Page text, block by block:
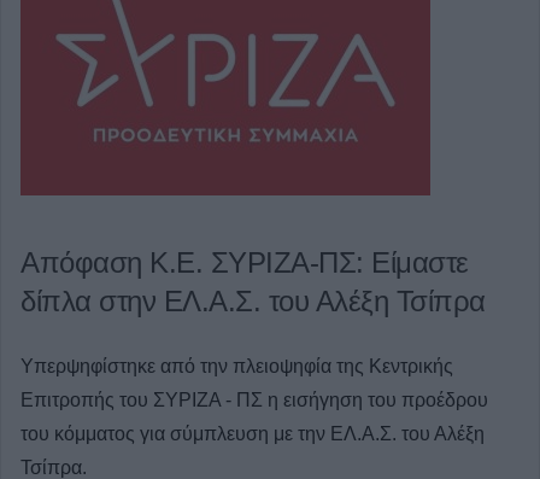
Απόφαση Κ.Ε. ΣΥΡΙΖΑ-ΠΣ: Είμαστε
δίπλα στην ΕΛ.Α.Σ. του Αλέξη Τσίπρα
Υπερψηφίστηκε από την πλειοψηφία της Κεντρικής
Επιτροπής του ΣΥΡΙΖΑ - ΠΣ η εισήγηση του προέδρου
του κόμματος για σύμπλευση με την ΕΛ.Α.Σ. του Αλέξη
Τσίπρα.